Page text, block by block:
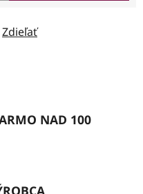
Zdieľať
NAD 100